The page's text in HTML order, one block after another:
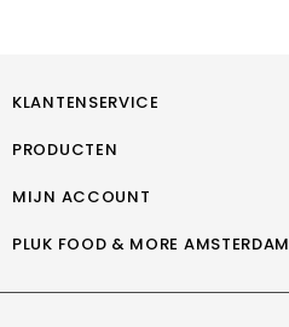
KLANTENSERVICE
PRODUCTEN
MIJN ACCOUNT
PLUK FOOD & MORE AMSTERDAM